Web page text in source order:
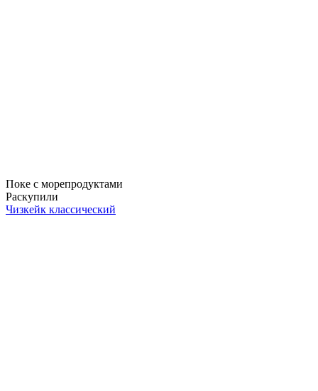
Поке с морепродуктами
Раскупили
Чизкейк классический